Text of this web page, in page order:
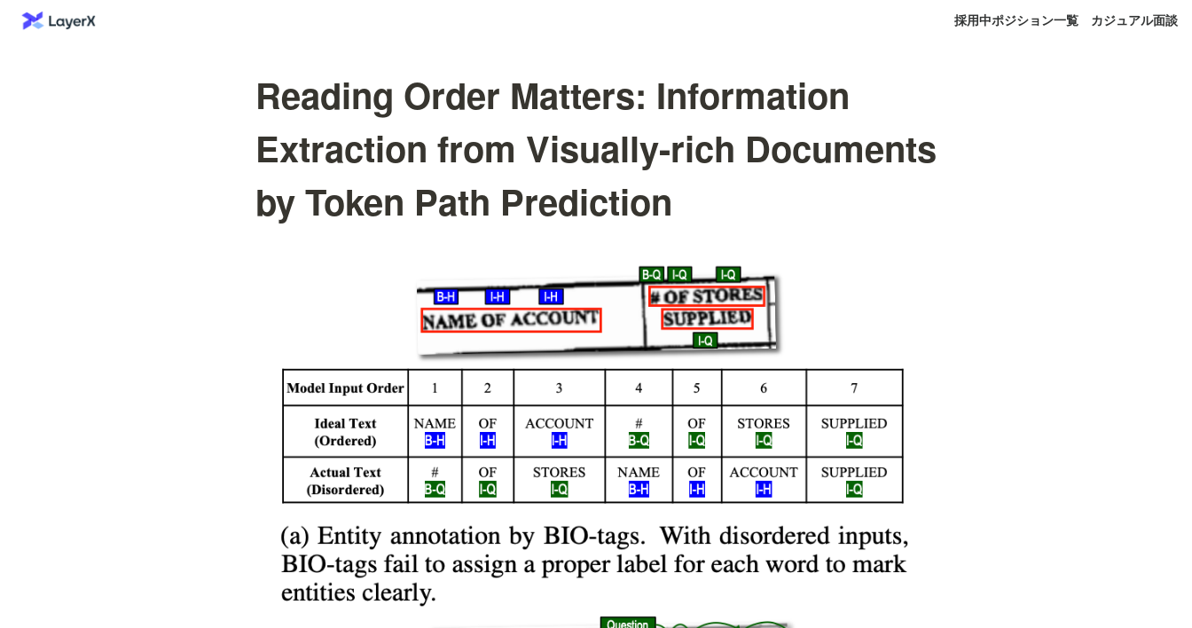
採用中ポジション一覧 カジュアル面談
Reading Order Matters: Information
Extraction from Visually-rich Documents
by Token Path Prediction